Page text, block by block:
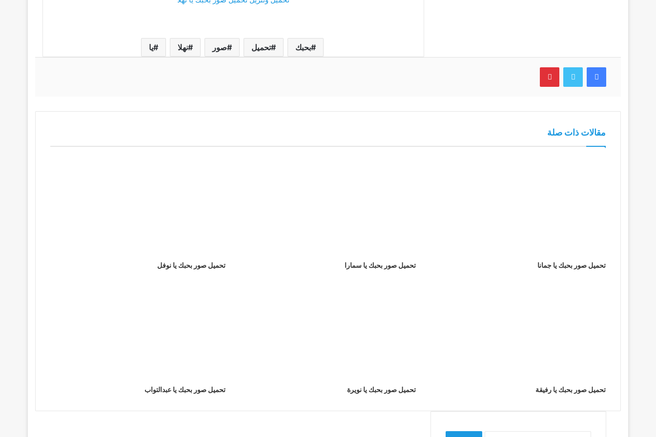
بحبك تحميل صور نهلا يا
فيسبوك تويتر بينتيريست
مقالات ذات صلة
تحميل صور بحبك يا جمانا تحميل صور بحبك يا سمارا تحميل صور بحبك يا نوفل
تحميل صور بحبك يا رفيقة تحميل صور بحبك يا نويرة تحميل صور بحبك يا عبدالتواب